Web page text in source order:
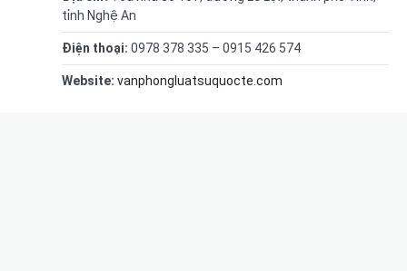
tỉnh Nghệ An
Điện thoại: 0978 378 335 – 0915 426 574
Website: vanphongluatsuquocte.com